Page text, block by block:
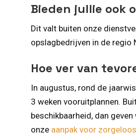
Bieden jullie ook
Dit valt buiten onze
opslagbedrijven in de regio
Hoe ver van
In augustus, rond de
3 weken vooruitplannen.
beschikbaarheid, dan
onze aanpak voor